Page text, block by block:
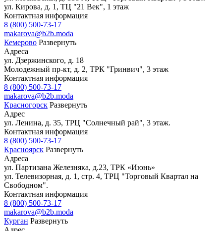
ул. Кирова, д. 1, ТЦ "21 Век", 1 этаж
Контактная информация
8 (800) 500-73-17
makarova@b2b.moda
Кемерово Развернуть
Адреса
ул. Дзержинского, д. 18
Молодежный пр-кт, д. 2, ТРК "Гринвич", 3 этаж
Контактная информация
8 (800) 500-73-17
makarova@b2b.moda
Красногорск Развернуть
Адрес
ул. Ленина, д. 35, ТРЦ "Солнечный рай", 3 этаж.
Контактная информация
8 (800) 500-73-17
Красноярск Развернуть
Адреса
ул. Партизана Железняка, д.23, ТРК «Июнь»
ул. Телевизорная, д. 1, стр. 4, ТРЦ "Торговый Квартал на
Свободном".
Контактная информация
8 (800) 500-73-17
makarova@b2b.moda
Курган Развернуть